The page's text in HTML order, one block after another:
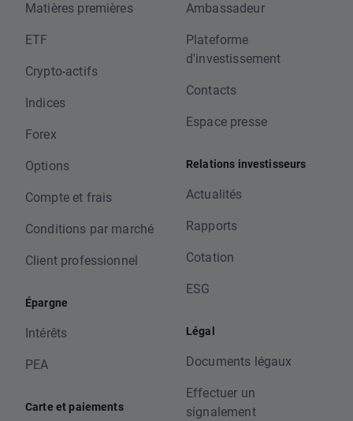
Matières premières
ETF
Crypto-actifs
Indices
Forex
Options
Compte et frais
Conditions par marché
Client professionnel
Épargne
Intérêts
PEA
Carte et paiements
Ambassadeur
Plateforme
d'investissement
Contacts
Espace presse
Relations investisseurs
Actualités
Rapports
Cotation
ESG
Légal
Documents légaux
Effectuer un
signalement